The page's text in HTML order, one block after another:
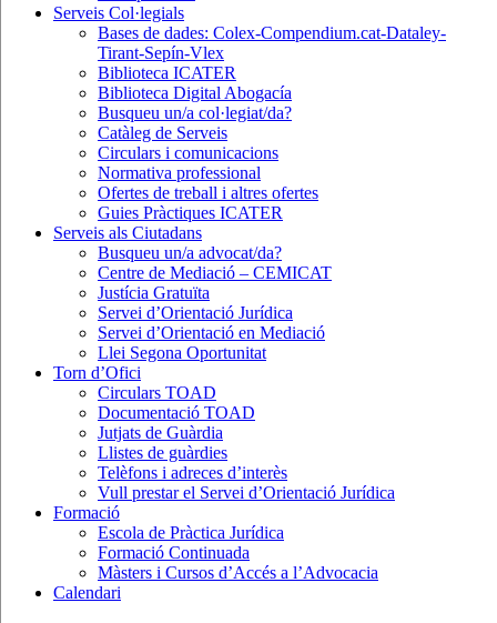
Serveis Col·legials
Bases de dades: Colex-Compendium.cat-Dataley-
Tirant-Sepín-Vlex
Biblioteca ICATER
Biblioteca Digital Abogacía
Busqueu un/a col·legiat/da?
Catàleg de Serveis
Circulars i comunicacions
Normativa professional
Ofertes de treball i altres ofertes
Guies Pràctiques ICATER
Serveis als Ciutadans
Busqueu un/a advocat/da?
Centre de Mediació – CEMICAT
Justícia Gratuïta
Servei d’Orientació Jurídica
Servei d’Orientació en Mediació
Llei Segona Oportunitat
Torn d’Ofici
Circulars TOAD
Documentació TOAD
Jutjats de Guàrdia
Llistes de guàrdies
Telèfons i adreces d’interès
Vull prestar el Servei d’Orientació Jurídica
Formació
Escola de Pràctica Jurídica
Formació Continuada
Màsters i Cursos d’Accés a l’Advocacia
Calendari